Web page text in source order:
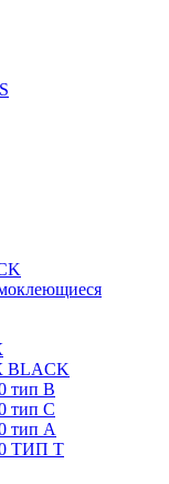
тип B
тип C
тип А
ТИП Т